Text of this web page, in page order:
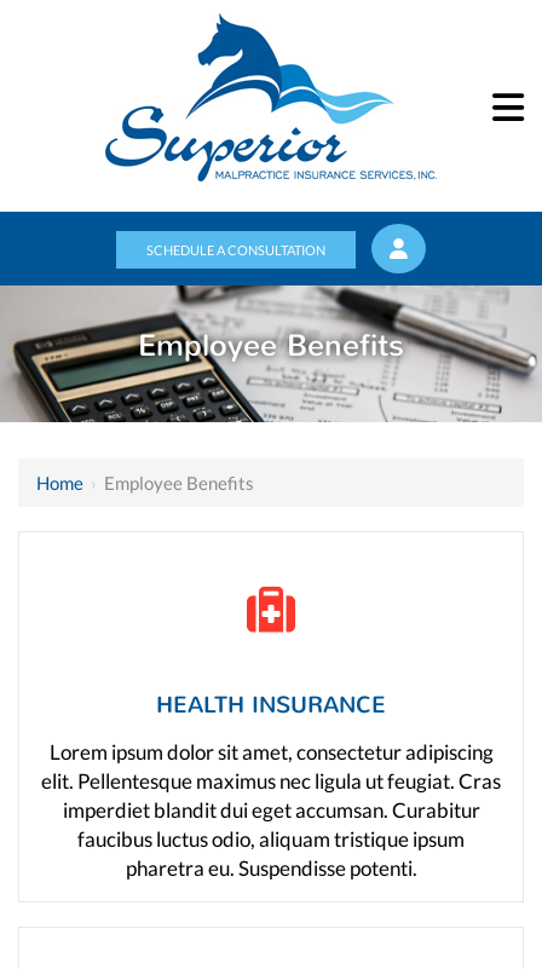
SCHEDULE A CONSULTATION
Employee Benefits
Home › Employee Benefits
HEALTH INSURANCE
Lorem ipsum dolor sit amet, consectetur adipiscing
elit. Pellentesque maximus nec ligula ut feugiat. Cras
imperdiet blandit dui eget accumsan. Curabitur
faucibus luctus odio, aliquam tristique ipsum
pharetra eu. Suspendisse potenti.